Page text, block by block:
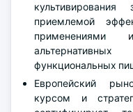
приемлемой
применениями
функциональных
Европейский
курсом и